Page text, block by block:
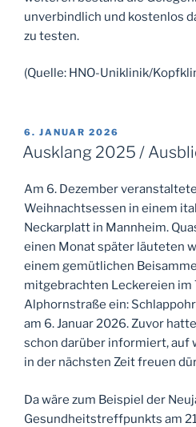
unverbindlich und kostenlos
zu testen.
(Quelle: HNO-Uniklinik/
VERÖFFENTLICHT
AM
6. JANUAR 2026
Ausklang 2025 /
Am 6. Dezember
Weihnachtsessen in einem
Neckarplatt in Mannheim.
einen Monat später läuteten
einem gemütlichen
mitgebrachten Leckereien
Alphornstraße ein:
am 6. Januar 2026. Zuvor
schon darüber informiert, auf
in der nächsten Zeit freuen
Da wäre zum Beispiel der
Gesundheitstreffpunkts am